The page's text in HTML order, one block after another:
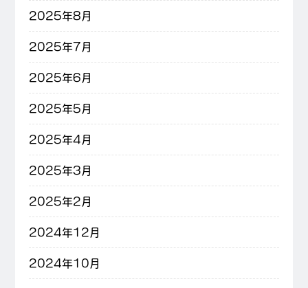
2025年8月
2025年7月
2025年6月
2025年5月
2025年4月
2025年3月
2025年2月
2024年12月
2024年10月